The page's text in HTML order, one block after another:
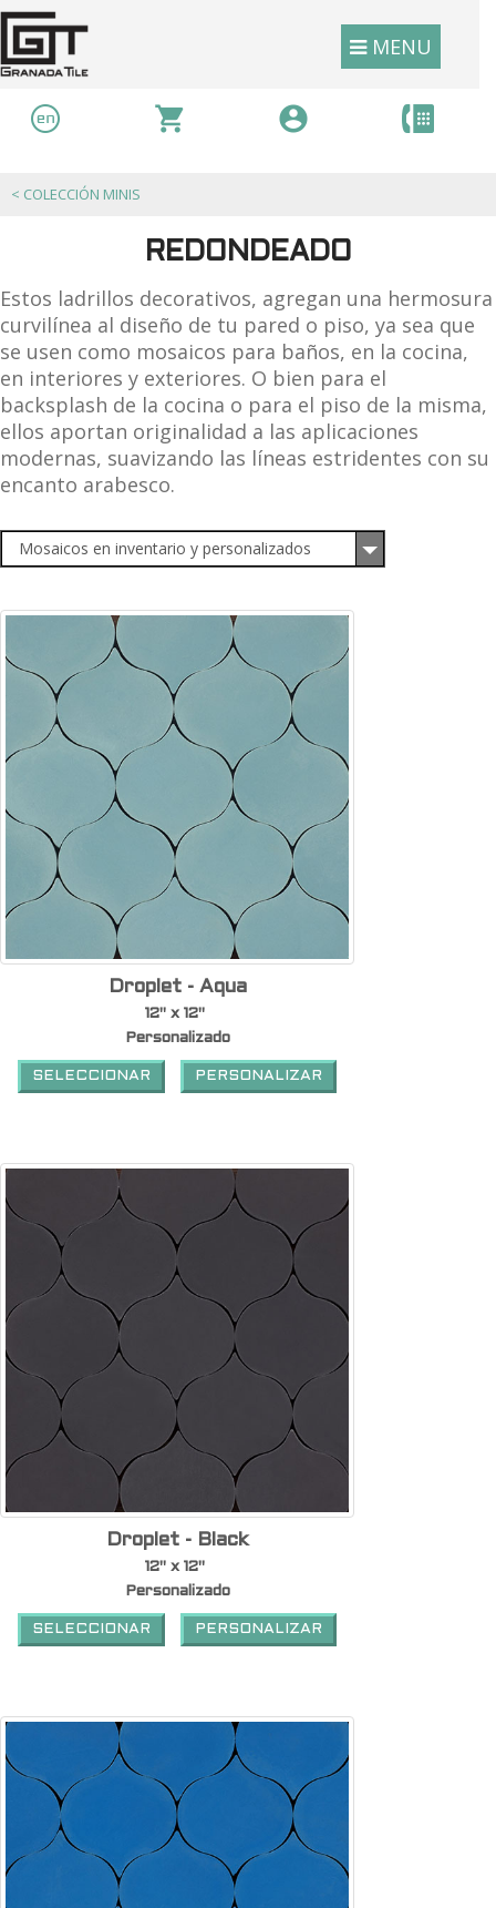
MENU
< COLECCIÓN MINIS
REDONDEADO
Estos ladrillos decorativos, agregan una hermosura
curvilínea al diseño de tu pared o piso, ya sea que
se usen como mosaicos para baños, en la cocina,
en interiores y exteriores. O bien para el
backsplash de la cocina o para el piso de la misma,
ellos aportan originalidad a las aplicaciones
modernas, suavizando las líneas estridentes con su
encanto arabesco.
Mosaicos en inventario y personalizados
Droplet - Aqua
12" x 12"
Personalizado
SELECCIONAR PERSONALIZAR
Droplet - Black
12" x 12"
Personalizado
SELECCIONAR PERSONALIZAR